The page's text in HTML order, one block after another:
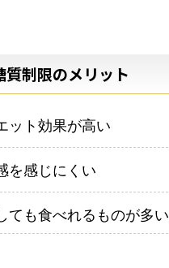
質制限のメリット
ット効果が高い
を感じにくい
ても食べれるものが多い